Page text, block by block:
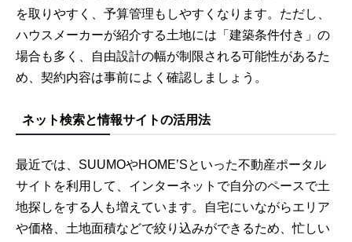
を取りやすく、予算管理もしやすくなります。ただし、
ハウスメーカーが紹介する土地には「建築条件付き」の
場合も多く、自由設計の幅が制限される可能性があるた
め、契約内容は事前によく確認しましょう。
ネット検索と情報サイトの活用法
最近では、SUUMOやHOME’Sといった不動産ポータル
サイトを利用して、インターネットで自分のペースで土
地探しをする人も増えています。自宅にいながらエリア
や価格、土地面積などで絞り込みができるため、忙しい